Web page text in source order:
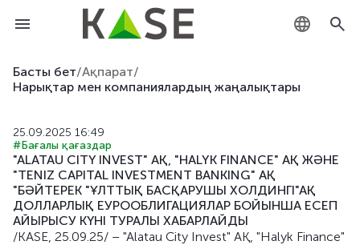
Басты бет/Ақпарат/
Нарықтар мен компаниялардың жаңалықтары
25.09.2025 16:49
#Бағалы қағаздар
"ALATAU CITY INVEST" АҚ, "HALYK FINANCE" АҚ ЖӘНЕ
"TENIZ CAPITAL INVESTMENT BANKING" АҚ
"БӘЙТЕРЕК "ҰЛТТЫҚ БАСҚАРУШЫ ХОЛДИНГІ"АҚ
ДОЛЛАРЛЫҚ ЕУРООБЛИГАЦИЯЛАР БОЙЫНША ЕСЕП
АЙЫРЫСУ КҮНІ ТУРАЛЫ ХАБАРЛАЙДЫ
/KASE, 25.09.25/ – "Alatau City Invest" АҚ, "Halyk Finance"